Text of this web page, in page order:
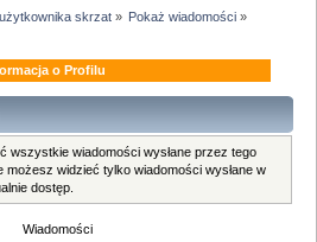
skrzat» Pokaż wiadomości»
o Profilu
wszystkie wiadomości wysłane przez tego
widzieć tylko wiadomości wysłane w
dostęp.
Wiadomości